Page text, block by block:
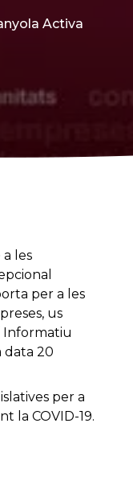
Activa
les
per a les
us
data 20
per a
la COVID-19.